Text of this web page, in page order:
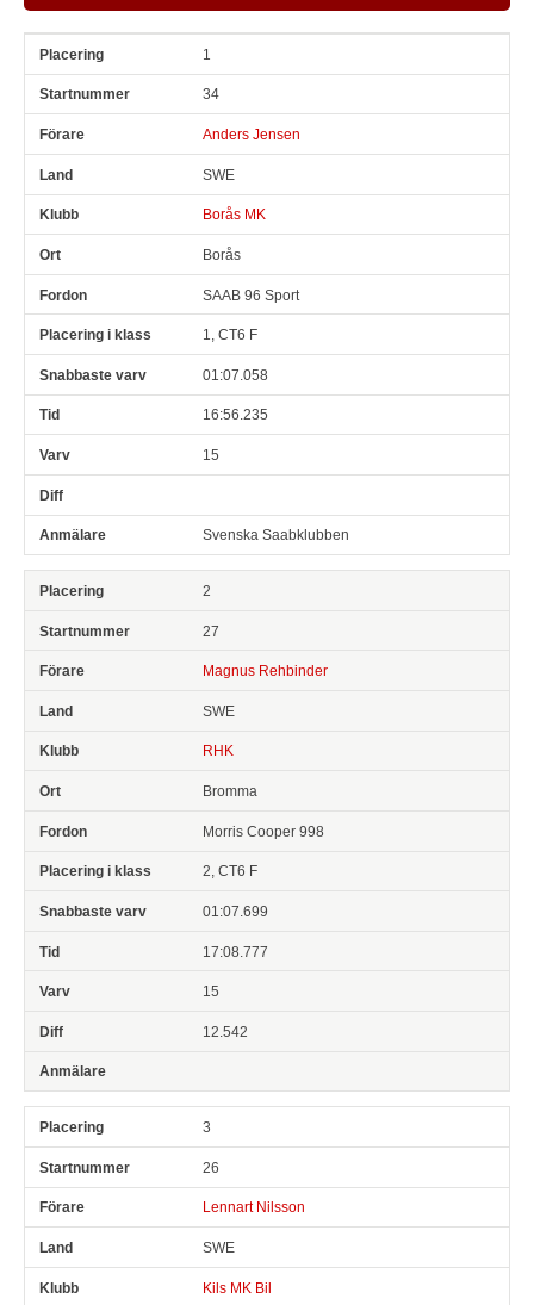
Pl Snr 1
34
Anders Jensen
SWE
Borås MK
Borås
SAAB 96 Sport
1, CT6 F
01:07.058
16:56.235
15
Svenska Saabklubben
2
27
Magnus Rehbinder
SWE
RHK
Bromma
Morris Cooper 998
2, CT6 F
01:07.699
17:08.777
15
12.542
3
26
Lennart Nilsson
SWE
Kils MK Bil